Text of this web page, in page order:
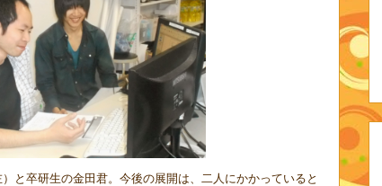
と卒研生の金田君。今後の展開は、二人にかかっていると